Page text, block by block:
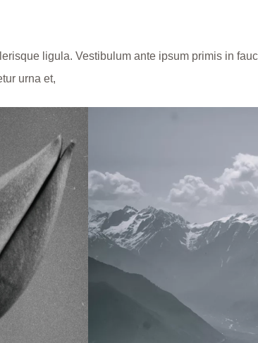
ligula. Vestibulum ante ipsum primis in
urna et,